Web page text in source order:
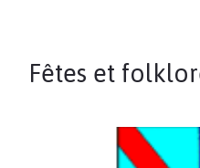
Fêtes et